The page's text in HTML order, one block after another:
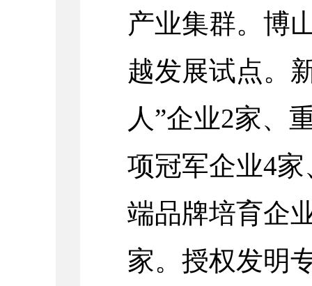
产业集群。博
越发展试点。
人”企业2家、
项冠军企业4家
端品牌培育企
家。授权发明